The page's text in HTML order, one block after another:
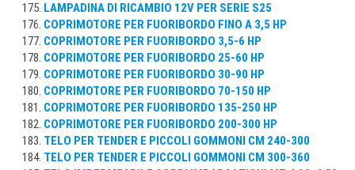
LAMPADINA DI RICAMBIO 12V PER SERIE S25
COPRIMOTORE PER FUORIBORDO FINO A 3,5 HP
COPRIMOTORE PER FUORIBORDO 3,5-6 HP
COPRIMOTORE PER FUORIBORDO 25-60 HP
COPRIMOTORE PER FUORIBORDO 30-90 HP
COPRIMOTORE PER FUORIBORDO 70-150 HP
COPRIMOTORE PER FUORIBORDO 135-250 HP
COPRIMOTORE PER FUORIBORDO 200-300 HP
TELO PER TENDER E PICCOLI GOMMONI CM 240-300
TELO PER TENDER E PICCOLI GOMMONI CM 300-360